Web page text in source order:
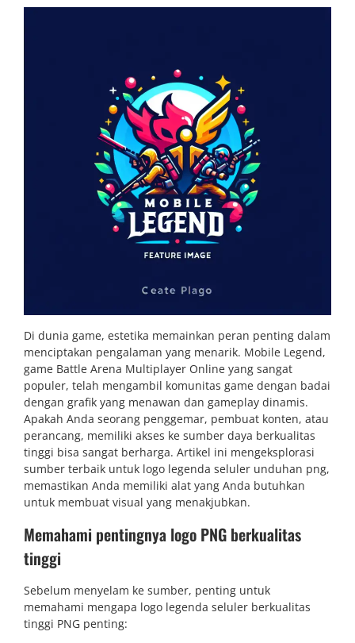
Di dunia game, estetika memainkan peran penting dalam
menciptakan pengalaman yang menarik. Mobile Legend,
game Battle Arena Multiplayer Online yang sangat
populer, telah mengambil komunitas game dengan badai
dengan grafik yang menawan dan gameplay dinamis.
Apakah Anda seorang penggemar, pembuat konten, atau
perancang, memiliki akses ke sumber daya berkualitas
tinggi bisa sangat berharga. Artikel ini mengeksplorasi
sumber terbaik untuk logo legenda seluler unduhan png,
memastikan Anda memiliki alat yang Anda butuhkan
untuk membuat visual yang menakjubkan.
Memahami pentingnya logo PNG berkualitas
tinggi
Sebelum menyelam ke sumber, penting untuk
memahami mengapa logo legenda seluler berkualitas
tinggi PNG penting: